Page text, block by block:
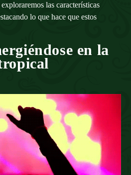
las características
lo que hace que estos
en la